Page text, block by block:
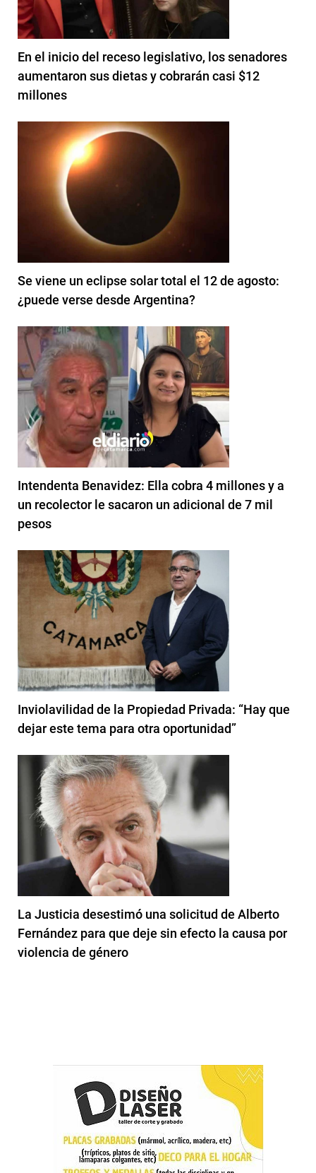
En el inicio del receso legislativo, los senadores
aumentaron sus dietas y cobrarán casi $12
millones
Se viene un eclipse solar total el 12 de agosto:
¿puede verse desde Argentina?
Intendenta Benavidez: Ella cobra 4 millones y a
un recolector le sacaron un adicional de 7 mil
pesos
Inviolavilidad de la Propiedad Privada: “Hay que
dejar este tema para otra oportunidad”
La Justicia desestimó una solicitud de Alberto
Fernández para que deje sin efecto la causa por
violencia de género